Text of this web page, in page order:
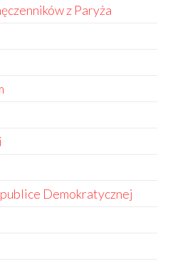
z Paryża
Demokratycznej